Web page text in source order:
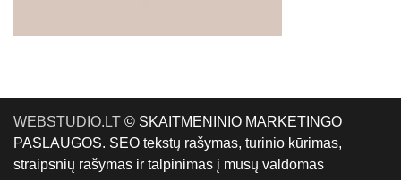
WEBSTUDIO.LT © SKAITMENINIO MARKETINGO
PASLAUGOS. SEO tekstų rašymas, turinio kūrimas,
straipsnių rašymas ir talpinimas į mūsų valdomas